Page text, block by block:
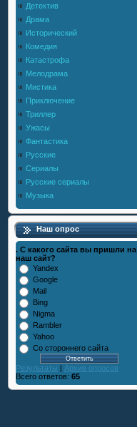
Детектив
Драма
Исторический
Комедия
Катастрофа
Мелодрама
Мистика
Приключение
Триллер
Ужасы
Фантастика
Русские
Сериалы
Русские сериалы
Музыка
Наш опрос
. С какого сайта вы пришли на
наш сайт?
Yandex
Google
Mail
Bing
Nigma
Rambler
Yahoo
Со стороннего сайта
Результаты | Архив опросов
Всего ответов: 65